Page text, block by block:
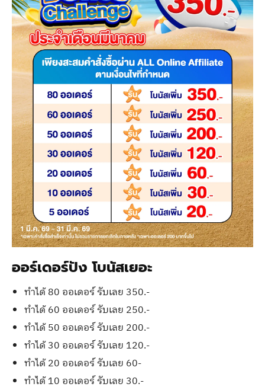
ออร์เดอร์ปัง โบนัสเยอะ
ทำได้ 80 ออเดอร์ รับเลย 350.-
ทำได้ 60 ออเดอร์ รับเลย 250.-
ทำได้ 50 ออเดอร์ รับเลย 200.-
ทำได้ 30 ออเดอร์ รับเลย 120.-
ทำได้ 20 ออเดอร์ รับเลย 60-
ทำได้ 10 ออเดอร์ รับเลย 30.-